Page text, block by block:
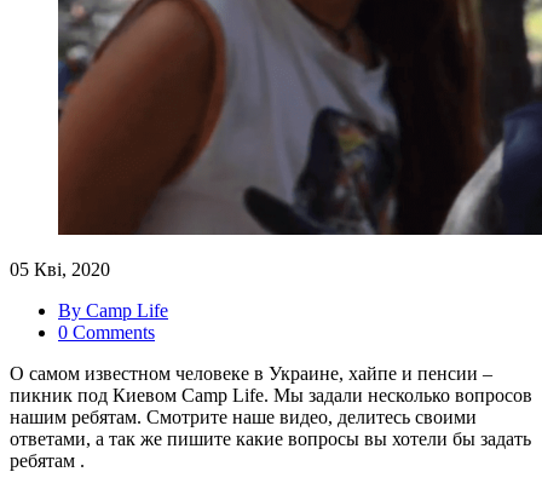
05 Кві, 2020
By Camp Life
0 Comments
О самом известном человеке в Украине, хайпе и пенсии –
пикник под Киевом Camp Life. Мы задали несколько вопросов
нашим ребятам. Смотрите наше видео, делитесь своими
ответами, а так же пишите какие вопросы вы хотели бы задать
ребятам .